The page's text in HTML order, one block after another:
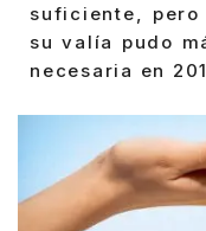
suficiente,
su valía pudo
necesaria en